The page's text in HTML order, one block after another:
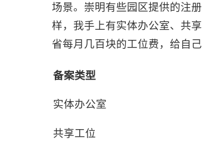
场景。崇明有些园区提供的注
样，我手上有实体办公室、共
省每月几百块的工位费，给自
备案类型
实体办公室
共享工位